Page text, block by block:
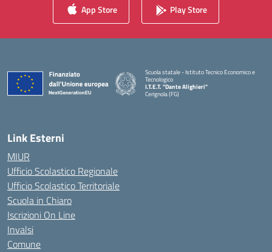
App Store Play Store
Scuola statale - Istituto Tecnico Economico e
Tecnologico
I.T.E.T. "Dante Alighieri"
Cerignola (FG)
— Visita la pagina iniziale della scuola
Link Esterni
MIUR
Ufficio Scolastico Regionale
Ufficio Scolastico Territoriale
Scuola in Chiaro
Iscrizioni On Line
Invalsi
Comune